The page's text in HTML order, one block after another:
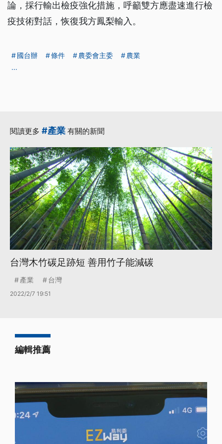
論，採行輸出檢疫強化措施，呼籲雙方應盡速進行檢
疫技術對話，恢復我方鳳梨輸入。
國台辦 條件 農委會主委
農業
...
閱讀更多 #產業 有關的新聞
台灣木竹碳足跡短 善用竹子能減碳
產業 台灣
2022/2/7 19:51
編輯推薦